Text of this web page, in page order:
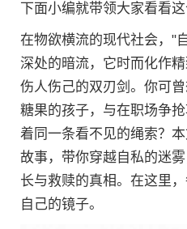
下面小编就带领大家看看这
在物欲横流的现代社会，"
深处的暗流，它时而化作
伤人伤己的双刃剑。你可
糖果的孩子，与在职场争
着同一条看不见的绳索？
故事，带你穿越自私的迷
长与救赎的真相。在这里
自己的镜子。